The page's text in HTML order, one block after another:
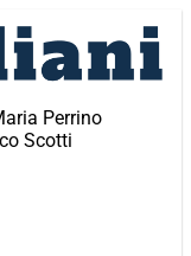
Perrino
Scotti